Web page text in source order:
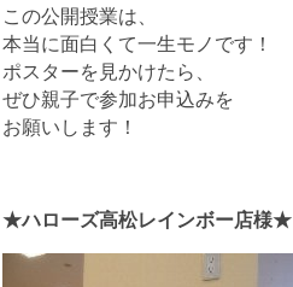
この公開授業は、
本当に面白くて一生モノです！
ポスターを見かけたら、
ぜひ親子で参加お申込みを
お願いします！
★ハローズ高松レインボー店様★